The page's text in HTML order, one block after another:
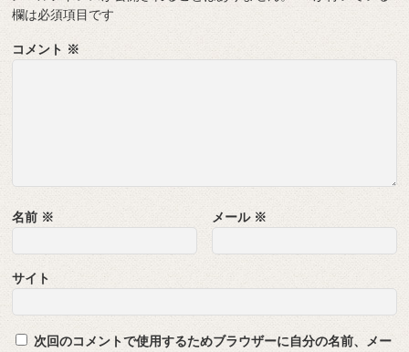
欄は必須項目です
コメント ※
名前 ※ メール ※
サイト
次回のコメントで使用するためブラウザーに自分の名前、メー